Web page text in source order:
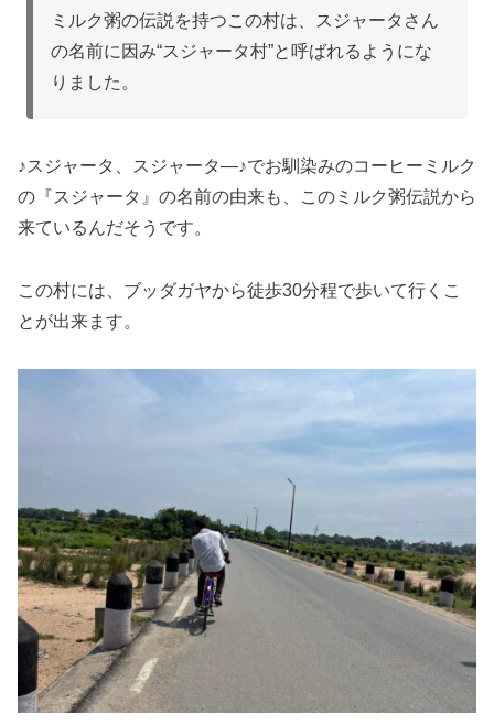
ミルク粥の伝説を持つこの村は、スジャータさん
の名前に因み“スジャータ村”と呼ばれるようにな
りました。
♪スジャータ、スジャータ―♪でお馴染みのコーヒーミルク
の『スジャータ』の名前の由来も、このミルク粥伝説から
来ているんだそうです。
この村には、ブッダガヤから徒歩30分程で歩いて行くこ
とが出来ます。